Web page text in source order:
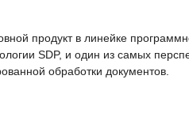
продукт в линейке
SDP, и один из самых
обработки документов.